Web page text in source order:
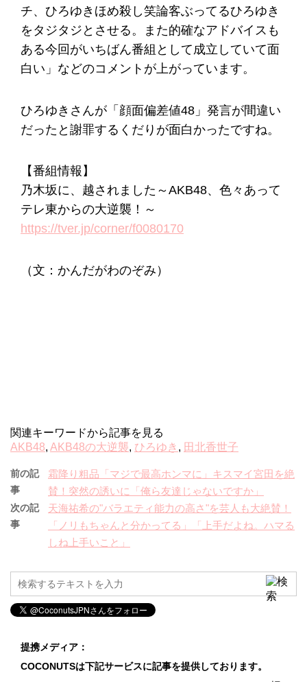
チ、ひろゆきほめ殺し笑論客ぶってるひろゆき
をタジタジとさせる。また的確なアドバイスも
ある今回がいちばん番組として成立していて面
白い」などのコメントが上がっています。
ひろゆきさんが「顔面偏差値48」発言が間違い
だったと謝罪するくだりが面白かったですね。
【番組情報】
乃木坂に、越されました～AKB48、色々あって
テレ東からの大逆襲！～
https://tver.jp/corner/f0080170
（文：かんだがわのぞみ）
関連キーワードから記事を見る
AKB48, AKB48の大逆襲, ひろゆき , 田北香世子
前の記
事
霜降り粗品「マジで最高ホンマに」キスマイ宮田を絶
賛！突然の誘いに「俺ら友達じゃないですか」
次の記
事
天海祐希の"バラエティ能力の高さ"を芸人も大絶賛！
「ノリもちゃんと分かってる」「上手だよね。ハマる
しね上手いこと」
提携メディア：
COCONUTSは下記サービスに記事を提供しております。